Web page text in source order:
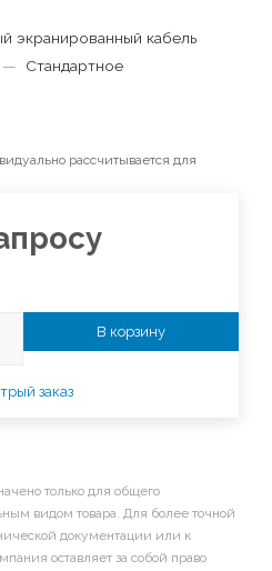
экранированный кабель
— Стандартное
рассчитывается для
В корзину
заказ
только для общего
видом товара. Для более точной
документации или к
оставляет за собой право